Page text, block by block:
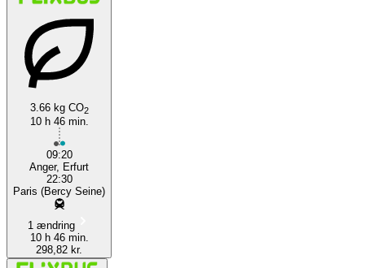
3.66 kg CO2
10 h 46 min.
09:20
Anger, Erfurt
22:30
Paris (Bercy Seine)
1 ændring
10 h 46 min.
298,82 kr.